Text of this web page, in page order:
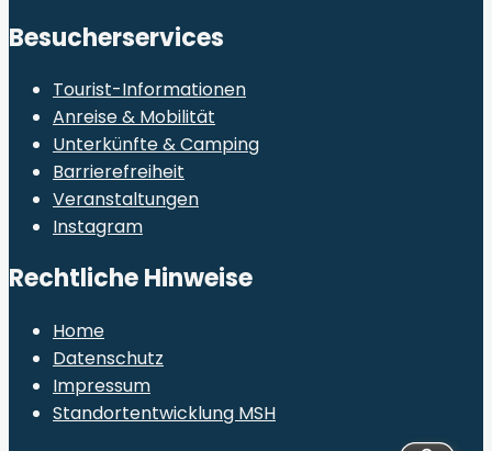
Besucherservices
Tourist-Informationen
Anreise & Mobilität
Unterkünfte & Camping
Barrierefreiheit
Veranstaltungen
Instagram
Rechtliche Hinweise
Home
Datenschutz
Impressum
Standortentwicklung MSH